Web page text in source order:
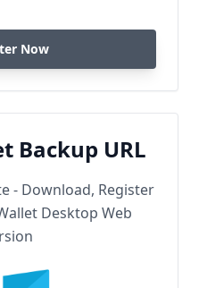
Now
Backup URL
- Download, Register
Desktop Web